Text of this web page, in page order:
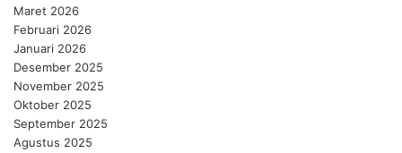
Maret 2026
Februari 2026
Januari 2026
Desember 2025
November 2025
Oktober 2025
September 2025
Agustus 2025